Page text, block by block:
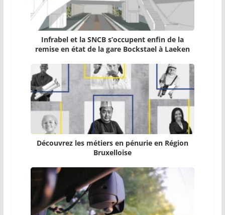
Infrabel et la SNCB s’occupent enfin de la
remise en état de la gare Bockstael à Laeken
Découvrez les métiers en pénurie en Région
Bruxelloise